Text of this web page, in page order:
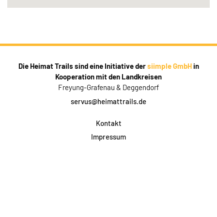
Die Heimat Trails sind eine Initiative dersiimple GmbHin
Kooperation mit den Landkreisen
Freyung-Grafenau & Deggendorf
servus@heimattrails.de
Kontakt
Impressum